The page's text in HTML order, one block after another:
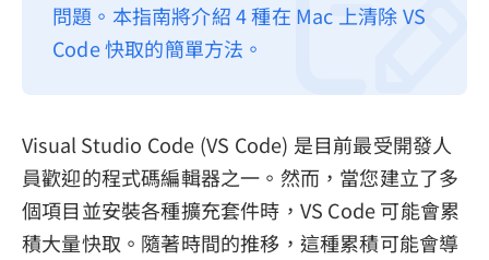
隱私權政策
服務條款
問題。本指南將介紹 4 種在 Mac 上清除 VS
Code 快取的簡單方法。
Visual Studio Code (VS Code) 是目前最受開發人
員歡迎的程式碼編輯器之一。然而，當您建立了多
個項目並安裝各種擴充套件時，VS Code 可能會累
積大量快取。隨著時間的推移，這種累積可能會導